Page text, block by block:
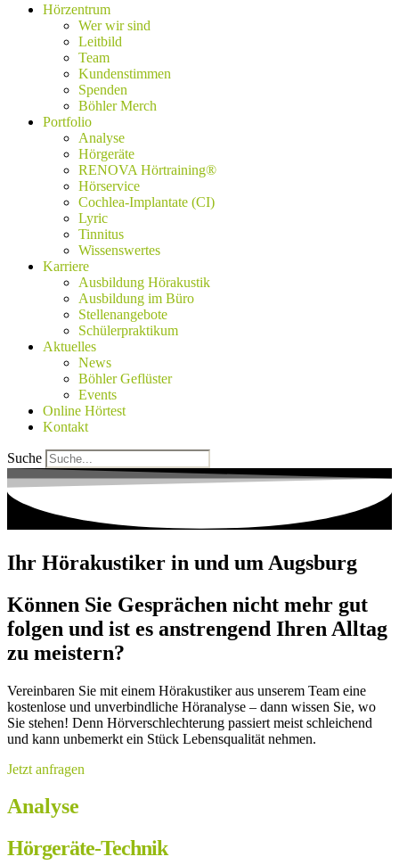
Hörzentrum
Wer wir sind
Leitbild
Team
Kundenstimmen
Spenden
Böhler Merch
Portfolio
Analyse
Hörgeräte
RENOVA Hörtraining®
Hörservice
Cochlea-Implantate (CI)
Lyric
Tinnitus
Wissenswertes
Karriere
Ausbildung Hörakustik
Ausbildung im Büro
Stellenangebote
Schülerpraktikum
Aktuelles
News
Böhler Geflüster
Events
Online Hörtest
Kontakt
Suche
Ihr Hörakustiker in und um Augsburg
Können Sie Gesprächen nicht mehr gut
folgen und ist es anstrengend Ihren Alltag
zu meistern?​
Vereinbaren Sie mit einem Hörakustiker aus unserem Team eine
kostenlose und unverbindliche Höranalyse – dann wissen Sie, wo
Sie stehen! Denn Hörverschlechterung passiert meist schleichend
und kann unbemerkt ein Stück Lebensqualität nehmen.
Jetzt anfragen
Analyse
Hörgeräte-Technik